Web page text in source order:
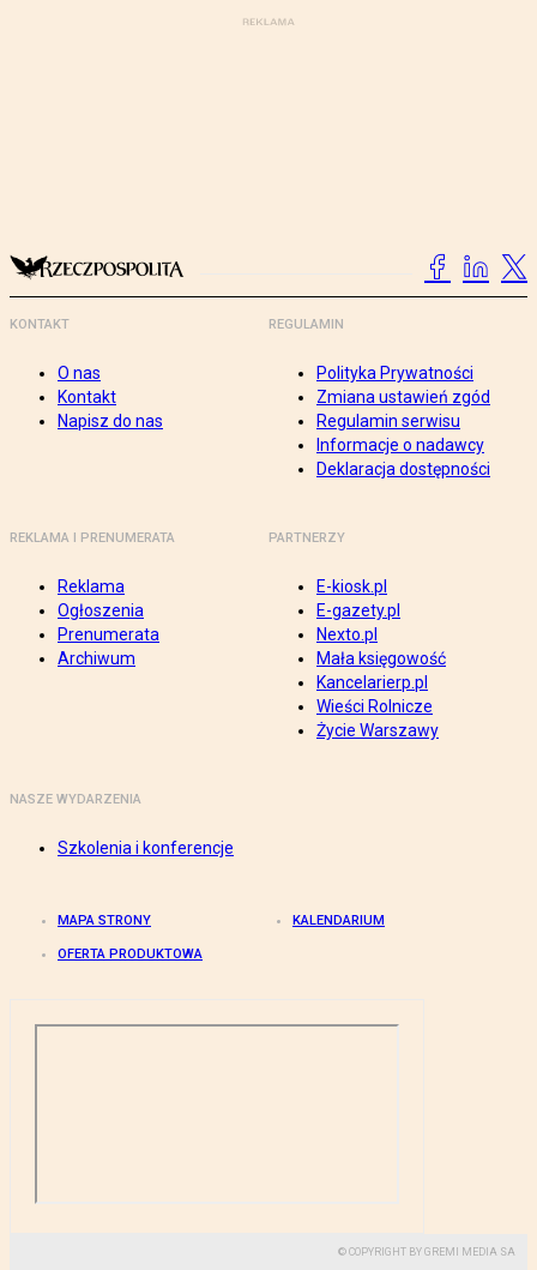
KONTAKT
O nas
Kontakt
Napisz do nas
REGULAMIN
Polityka Prywatności
Zmiana ustawień zgód
Regulamin serwisu
Informacje o nadawcy
Deklaracja dostępności
REKLAMA I PRENUMERATA
Reklama
Ogłoszenia
Prenumerata
Archiwum
PARTNERZY
E-kiosk.pl
E-gazety.pl
Nexto.pl
Mała księgowość
Kancelarierp.pl
Wieści Rolnicze
Życie Warszawy
NASZE WYDARZENIA
Szkolenia i konferencje
MAPA STRONY KALENDARIUM
OFERTA PRODUKTOWA
© COPYRIGHT BY GREMI MEDIA SA